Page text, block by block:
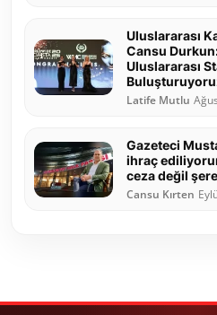
Uluslararası
Cansu
Uluslararası
Latife Mutlu
Gazeteci
ihraç
ceza değil
Cansu Kırten